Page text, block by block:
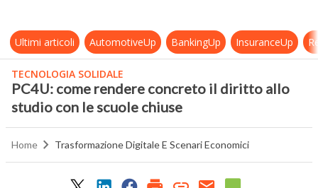
Ultimi articoli AutomotiveUp BankingUp InsuranceUp
TECNOLOGIA SOLIDALE
PC4U: come rendere concreto il diritto allo
studio con le scuole chiuse
Home Trasformazione Digitale E Scenari Economici